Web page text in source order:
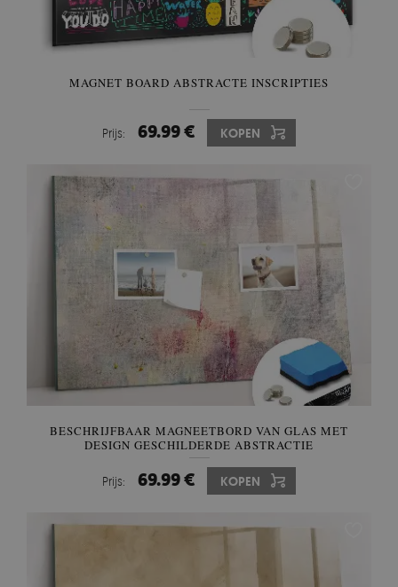
MAGNET BOARD ABSTRACTE INSCRIPTIES
Prijs: 69.99 € KOPEN
BESCHRIJFBAAR MAGNEETBORD VAN GLAS MET
DESIGN GESCHILDERDE ABSTRACTIE
Prijs: 69.99 € KOPEN